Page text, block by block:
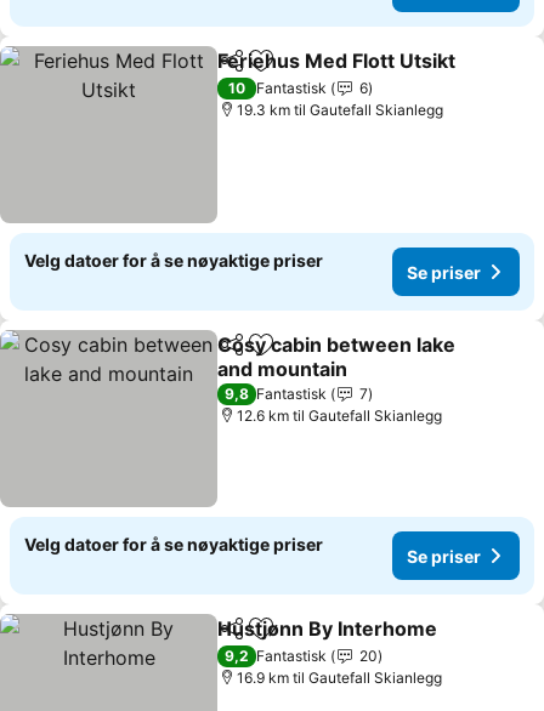
Del Legg til i favoritter
Feriehus Med Flott Utsikt
10 Fantastisk
6
19.3 km til Gautefall Skianlegg
Velg datoer for å se nøyaktige priser
Se priser
Del Legg til i favoritter
Cosy cabin between lake
and mountain
Se priser
9,8 Fantastisk
7
12.6 km til Gautefall Skianlegg
Velg datoer for å se nøyaktige priser
Se priser
Del Legg til i favoritter
Hustjønn By Interhome
9,2 Fantastisk
20
16.9 km til Gautefall Skianlegg